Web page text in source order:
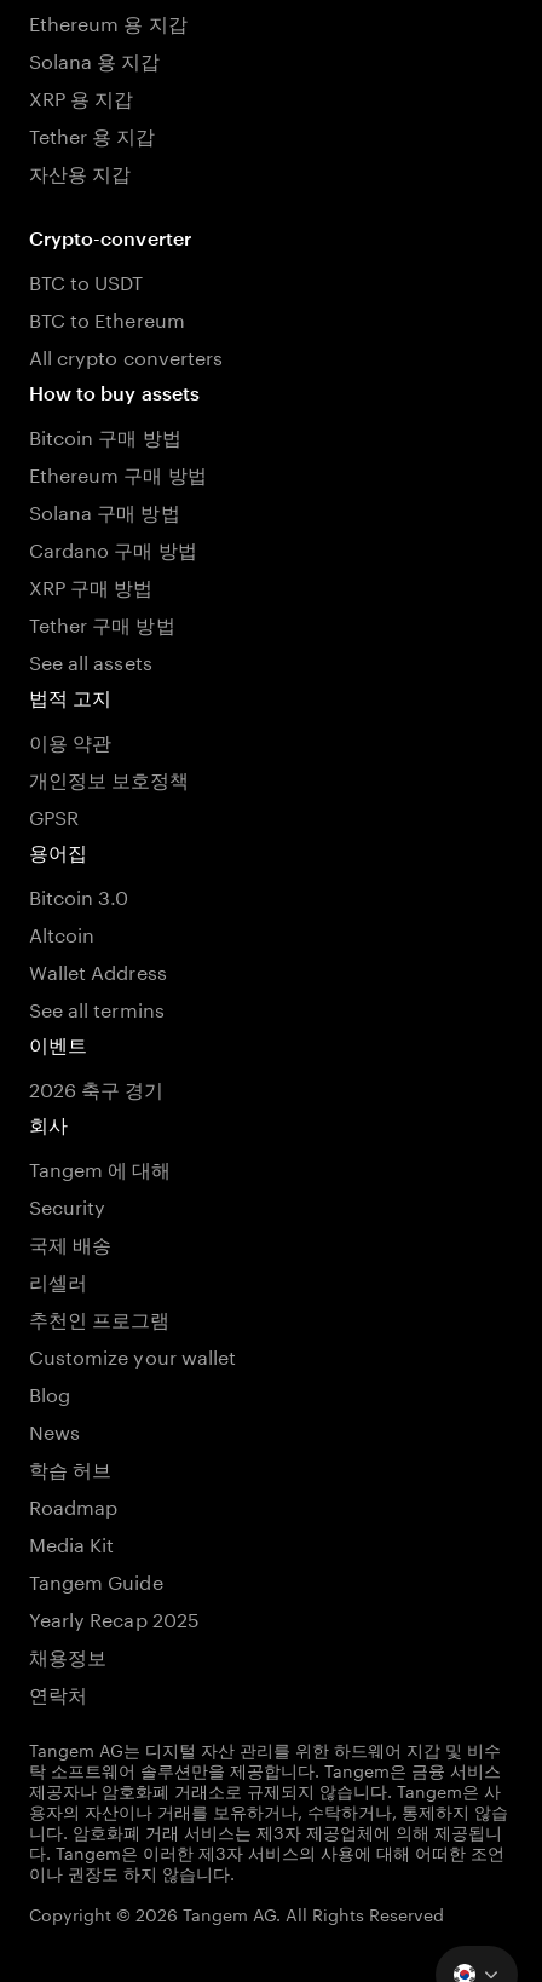
Ethereum 용 지갑
Solana 용 지갑
XRP 용 지갑
Tether 용 지갑
자산용 지갑
Crypto-converter
BTC to USDT
BTC to Ethereum
All crypto converters
How to buy assets
Bitcoin 구매 방법
Ethereum 구매 방법
Solana 구매 방법
Cardano 구매 방법
XRP 구매 방법
Tether 구매 방법
See all assets
법적 고지
이용 약관
개인정보 보호정책
GPSR
용어집
Bitcoin 3.0
Altcoin
Wallet Address
See all termins
이벤트
2026 축구 경기
회사
Tangem 에 대해
Security
국제 배송
리셀러
추천인 프로그램
Customize your wallet
Blog
News
학습 허브
Roadmap
Media Kit
Tangem Guide
Yearly Recap 2025
채용정보
연락처
Tangem AG는 디지털 자산 관리를 위한 하드웨어 지갑 및 비수
탁 소프트웨어 솔루션만을 제공합니다. Tangem은 금융 서비스
제공자나 암호화폐 거래소로 규제되지 않습니다. Tangem은 사
용자의 자산이나 거래를 보유하거나, 수탁하거나, 통제하지 않습
니다. 암호화폐 거래 서비스는 제3자 제공업체에 의해 제공됩니
다. Tangem은 이러한 제3자 서비스의 사용에 대해 어떠한 조언
이나 권장도 하지 않습니다.